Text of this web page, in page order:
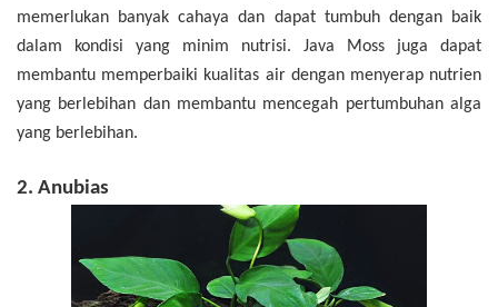
memerlukan banyak cahaya dan dapat tumbuh dengan baik
dalam kondisi yang minim nutrisi. Java Moss juga dapat
membantu memperbaiki kualitas air dengan menyerap nutrien
yang berlebihan dan membantu mencegah pertumbuhan alga
yang berlebihan.
2. Anubias